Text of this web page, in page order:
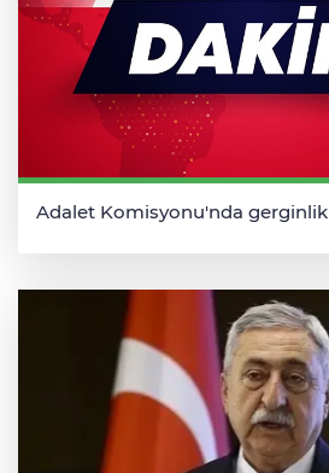
Adalet Komisyonu'nda gerginlik